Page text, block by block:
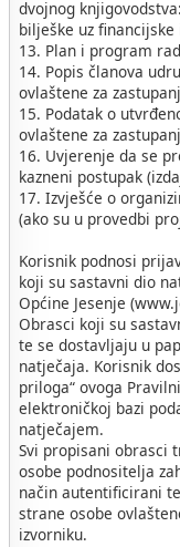
dvojnog
bilješke uz
13. Plan i program
14. Popis članova
ovlaštene za
15. Podatak o
ovlaštene za
16. Uvjerenje da se
kazneni postupak
17. Izvješće o
(ako su u provedbi
Korisnik podnosi
koji su sastavni dio
Općine Jesenje
Obrasci koji su
te se dostavljaju u
natječaja. Korisnik
priloga“ ovoga
elektroničkoj bazi
natječajem.
Svi propisani obrasci
osobe podnositelja
način autentificirani
strane osobe
izvorniku.